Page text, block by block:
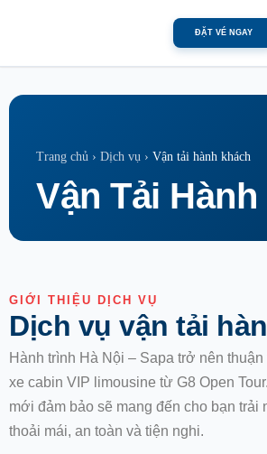
ĐẶT VÉ NGAY
Trang chủ › Dịch vụ › Vận tải hành khách
Vận Tải
Khách
GIỚI THIỆU DỊCH VỤ
Dịch vụ vận tải
Hành trình Hà Nội – Sapa trở nên
xe cabin VIP limousine từ G8 Open
mới đảm bảo sẽ mang đến cho bạn trải